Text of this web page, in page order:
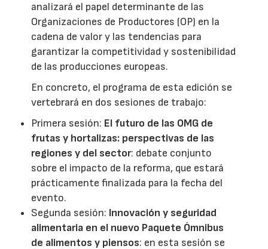
analizará el papel determinante de las
Organizaciones de Productores (OP) en la
cadena de valor y las tendencias para
garantizar la competitividad y sostenibilidad
de las producciones europeas.
En concreto, el programa de esta edición se
vertebrará en dos sesiones de trabajo:
Primera sesión: El futuro de las OMG de
frutas y hortalizas: perspectivas de las
regiones y del sector: debate conjunto
sobre el impacto de la reforma, que estará
prácticamente finalizada para la fecha del
evento.
Segunda sesión: Innovación y seguridad
alimentaria en el nuevo Paquete Ómnibus
de alimentos y piensos: en esta sesión se